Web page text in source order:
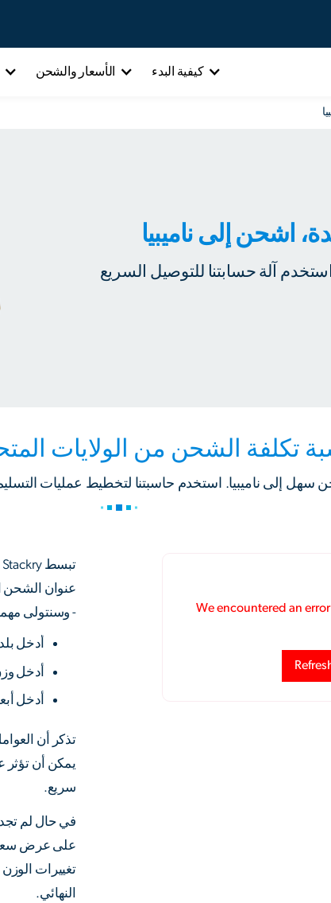
كيفية البدء الأسعار والشحن
اشحن إلى ناميبيا
آلة حسابتنا للتوصيل السريع
تكلفة الشحن من الولايات
سهل إلى ناميبيا. استخدم حاسبتنا لتخطيط عمليات
عنوان الشحن
- وسنتولى
أدخل
أدخل
أدخل
تذكر أن
يمكن أن تؤثر
سريع.
في حال لم تجد
على عرض سعر
تغييرات
النهائي.